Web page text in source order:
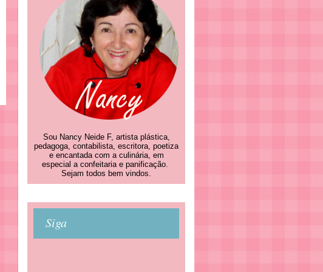
Sou Nancy Neide F, artista plástica,
pedagoga, contabilista, escritora, poetiza
e encantada com a culinária, em
especial a confeitaria e panificação.
Sejam todos bem vindos.
Siga